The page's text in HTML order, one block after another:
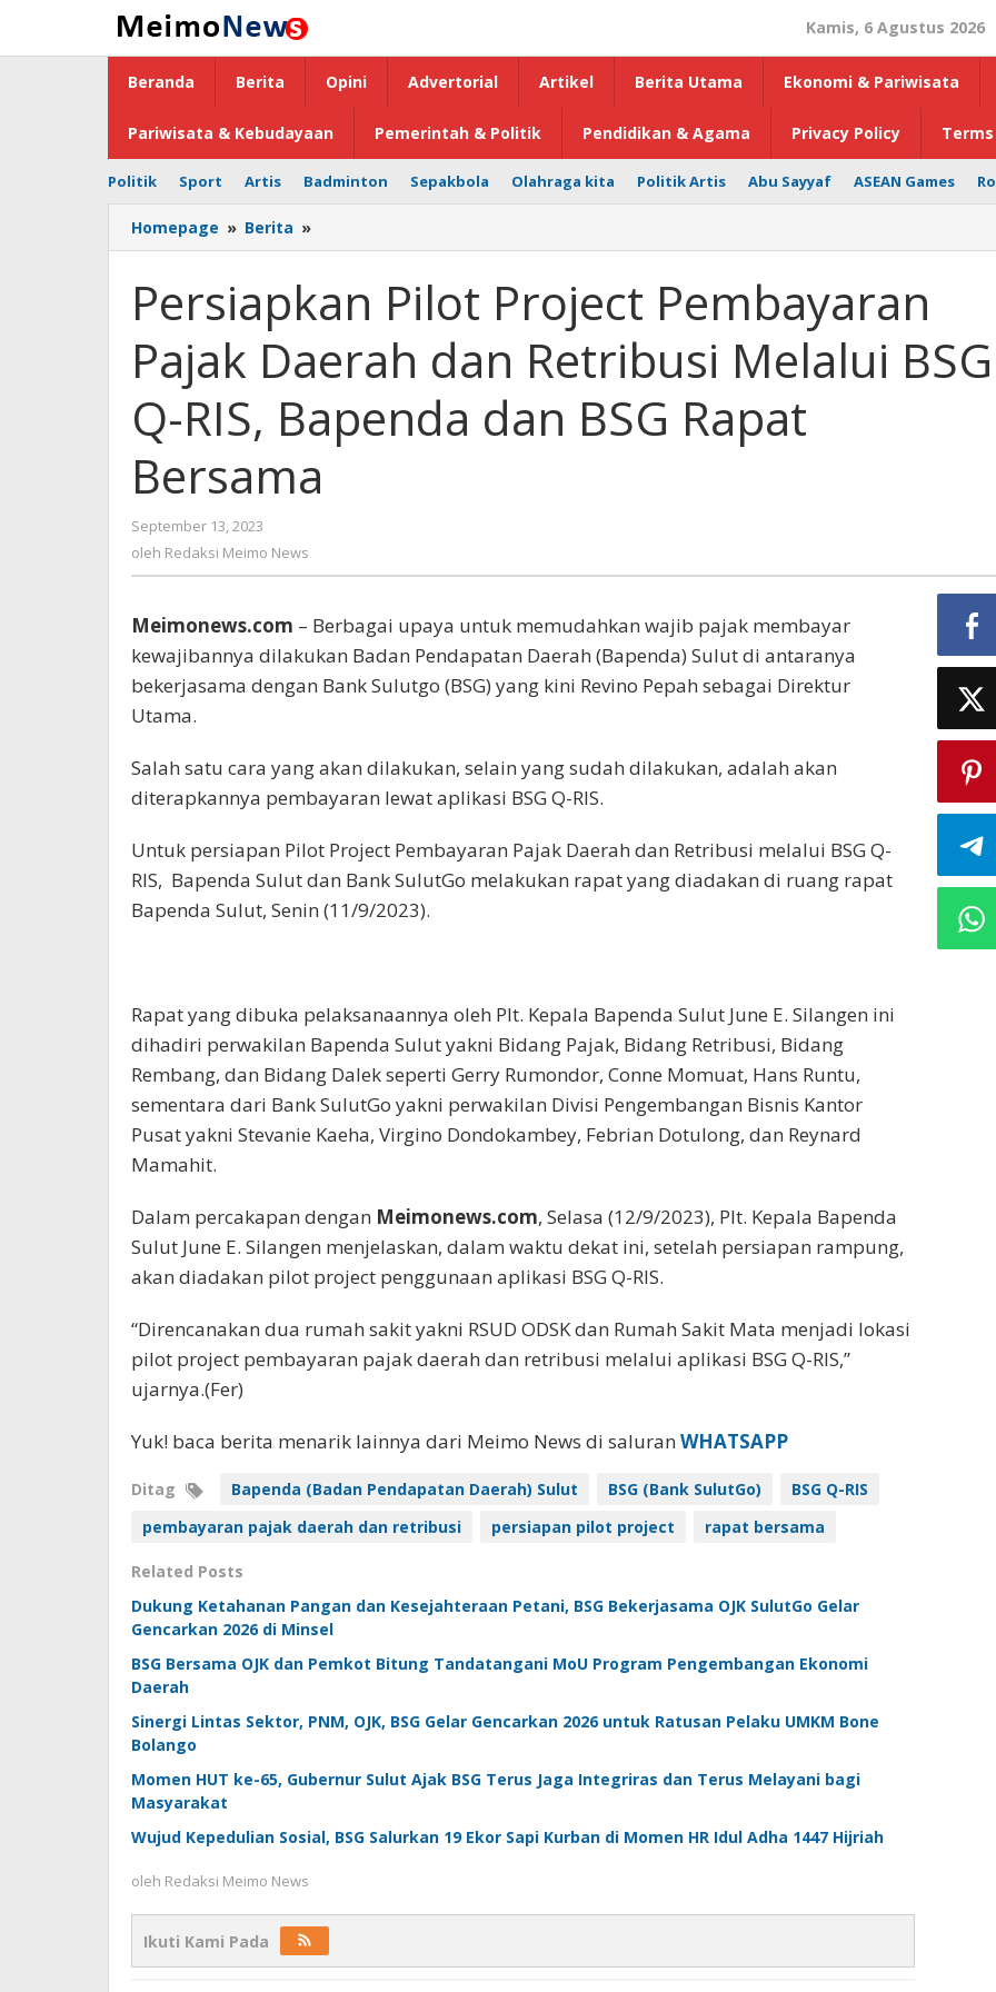
konten
Kamis, 6 Agustus 2026
Beranda Berita Opini Advertorial Artikel Berita Utama Ekonomi & Pariwisata
Pariwisata & Kebudayaan Pemerintah & Politik Pendidikan & Agama Privacy Policy
Politik Sport Artis Badminton Sepakbola Olahraga kita Politik Artis Abu Sayyaf ASEAN Games
Homepage » Berita »
Pilot
Pembayaran
Pajak
dan
Melalui
BSG
RIS,
Rapat
Persiapkan Pilot Project Pembayaran
Pajak Daerah dan Retribusi Melalui BSG
Q-RIS, Bapenda dan BSG Rapat
Bersama
September 13, 2023
Redaksi
oleh Redaksi Meimo News
Meimonews.com – Berbagai upaya untuk memudahkan wajib pajak membayar
kewajibannya dilakukan Badan Pendapatan Daerah (Bapenda) Sulut di antaranya
bekerjasama dengan Bank Sulutgo (BSG) yang kini Revino Pepah sebagai Direktur
Utama.
Salah satu cara yang akan dilakukan, selain yang sudah dilakukan, adalah akan
diterapkannya pembayaran lewat aplikasi BSG Q-RIS.
Untuk persiapan Pilot Project Pembayaran Pajak Daerah dan Retribusi melalui BSG Q-
RIS, Bapenda Sulut dan Bank SulutGo melakukan rapat yang diadakan di ruang rapat
Bapenda Sulut, Senin (11/9/2023).
Rapat yang dibuka pelaksanaannya oleh Plt. Kepala Bapenda Sulut June E. Silangen ini
dihadiri perwakilan Bapenda Sulut yakni Bidang Pajak, Bidang Retribusi, Bidang
Rembang, dan Bidang Dalek seperti Gerry Rumondor, Conne Momuat, Hans Runtu,
sementara dari Bank SulutGo yakni perwakilan Divisi Pengembangan Bisnis Kantor
Pusat yakni Stevanie Kaeha, Virgino Dondokambey, Febrian Dotulong, dan Reynard
Mamahit.
Dalam percakapan dengan Meimonews.com, Selasa (12/9/2023), Plt. Kepala Bapenda
Sulut June E. Silangen menjelaskan, dalam waktu dekat ini, setelah persiapan rampung,
akan diadakan pilot project penggunaan aplikasi BSG Q-RIS.
“Direncanakan dua rumah sakit yakni RSUD ODSK dan Rumah Sakit Mata menjadi lokasi
pilot project pembayaran pajak daerah dan retribusi melalui aplikasi BSG Q-RIS,”
ujarnya.(Fer)
Yuk! baca berita menarik lainnya dari Meimo News di saluran WHATSAPP
Ditag Bapenda (Badan Pendapatan Daerah) Sulut BSG (Bank SulutGo)
BSG Q-RIS
pembayaran pajak daerah dan retribusi
persiapan pilot project rapat bersama
Related Posts
Dukung Ketahanan Pangan dan Kesejahteraan Petani, BSG Bekerjasama OJK SulutGo Gelar
Gencarkan 2026 di Minsel
BSG Bersama OJK dan Pemkot Bitung Tandatangani MoU Program Pengembangan Ekonomi
Daerah
Sinergi Lintas Sektor, PNM, OJK, BSG Gelar Gencarkan 2026 untuk Ratusan Pelaku UMKM Bone
Bolango
Momen HUT ke-65, Gubernur Sulut Ajak BSG Terus Jaga Integriras dan Terus Melayani bagi
Masyarakat
Wujud Kepedulian Sosial, BSG Salurkan 19 Ekor Sapi Kurban di Momen HR Idul Adha 1447 Hijriah
oleh Redaksi Meimo News
Ikuti Kami Pada